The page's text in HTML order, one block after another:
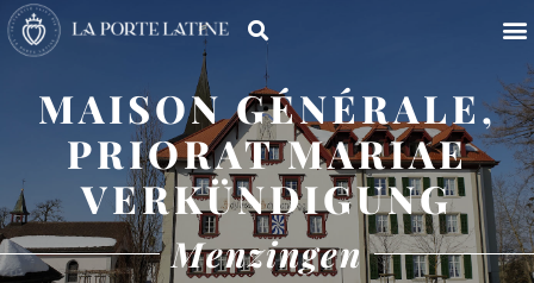
MAISON GÉNÉRALE,
PRIORAT MARIAE
VERKÜNDIGUNG
Menzingen